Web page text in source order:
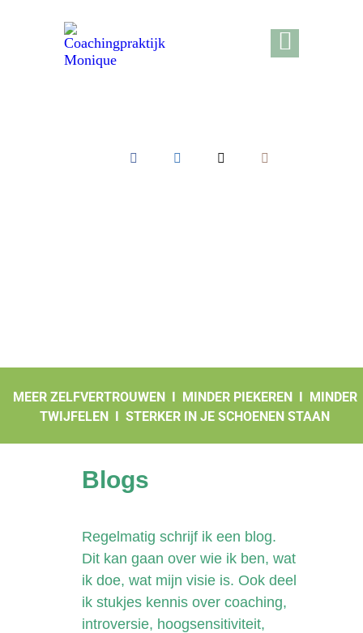
MEER ZELFVERTROUWEN I MINDER PIEKEREN I MINDER
TWIJFELEN I STERKER IN JE SCHOENEN STAAN
Blogs
Regelmatig schrijf ik een blog.
Dit kan gaan over wie ik ben, wat
ik doe, wat mijn visie is. Ook deel
ik stukjes kennis over coaching,
introversie, hoogsensitiviteit,